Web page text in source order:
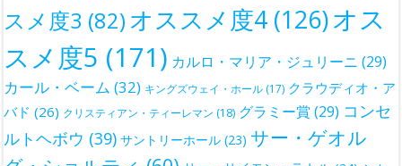
スメ度3 (82) オススメ度4 (126)オス
スメ度5 (171) カルロ・マリア・ジュリーニ (29)
カール・ベーム (32) キングズウェイ・ホール (17) クラウディオ・ア
バド (26) クリスティアン・ティーレマン (18) グラミー賞 (29) コンセ
ルトヘボウ (39) サントリーホール (23) サー・ゲオル